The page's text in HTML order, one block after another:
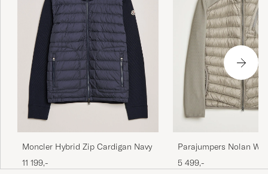
Moncler Hybrid Zip Cardigan Navy
11 199,-
Parajumpers Nolan
Hybrid Hooded Jacket
5 499,-